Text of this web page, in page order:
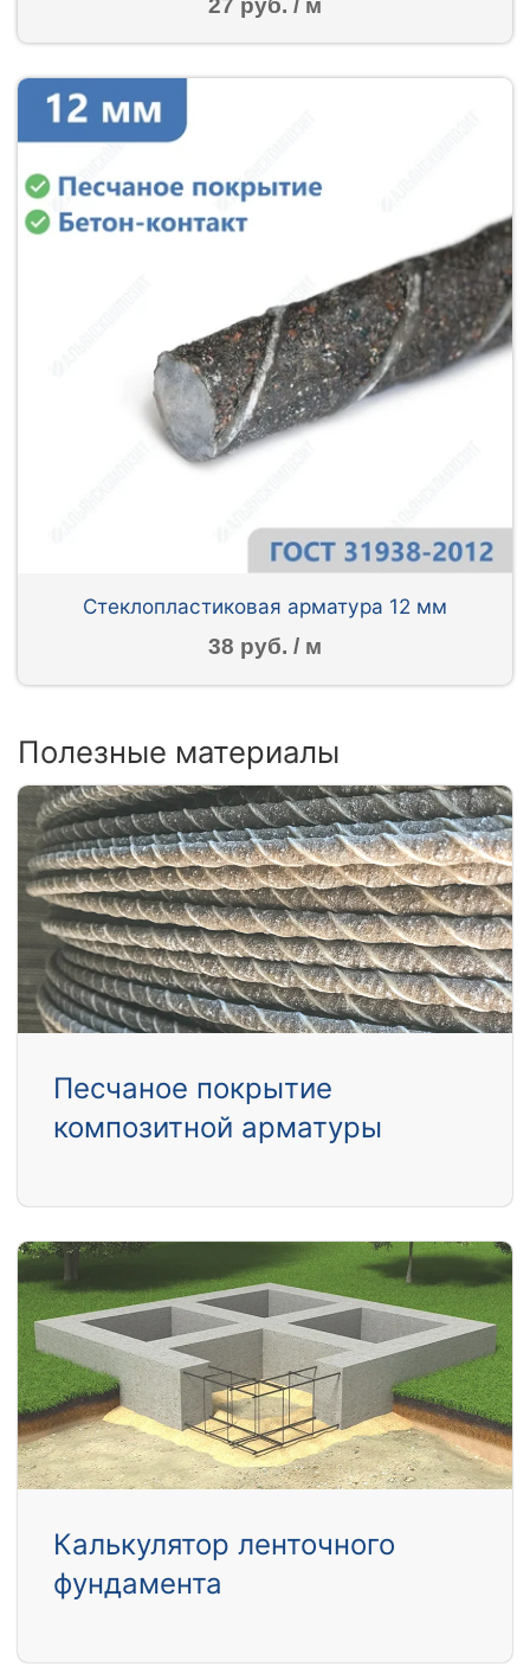
27 руб. / м
Стеклопластиковая арматура 12 мм
38 руб. / м
Полезные материалы
Песчаное покрытие
композитной арматуры
Калькулятор ленточного
фундамента